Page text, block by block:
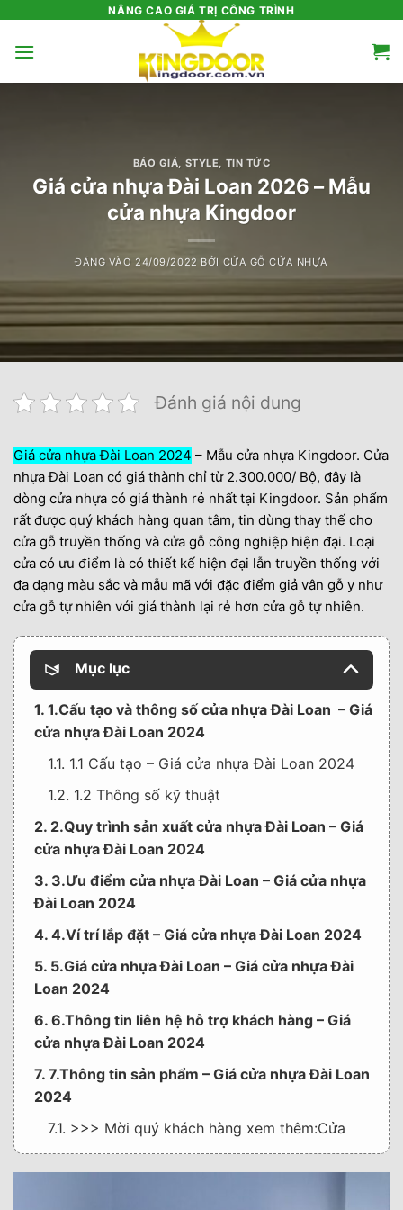
nội
NÂNG CAO GIÁ TRỊ CÔNG TRÌNH
BÁO GIÁ STYLE TIN TỨC
Giá cửa nhựa Đài Loan 2026 – Mẫu
cửa nhựa Kingdoor
ĐĂNG VÀO 24/09/2022 BỞI CỬA GỖ CỬA NHỰA
Đánh giá nội dung
Giá cửa nhựa Đài Loan 2024 – Mẫu cửa nhựa Kingdoor. Cửa
nhựa Đài Loan có giá thành chỉ từ 2.300.000/ Bộ, đây là
dòng cửa nhựa có giá thành rẻ nhất tại Kingdoor. Sản phẩm
rất được quý khách hàng quan tâm, tin dùng thay thế cho
cửa gỗ truyền thống và cửa gỗ công nghiệp hiện đại. Loại
cửa có ưu điểm là có thiết kế hiện đại lẫn truyền thống với
đa dạng màu sắc và mẫu mã với đặc điểm giả vân gỗ y như
cửa gỗ tự nhiên với giá thành lại rẻ hơn cửa gỗ tự nhiên.
Mục lục
1. 1.Cấu tạo và thông số cửa nhựa Đài Loan – Giá
cửa nhựa Đài Loan 2024
1.1. 1.1 Cấu tạo – Giá cửa nhựa Đài Loan 2024
1.2. 1.2 Thông số kỹ thuật
2. 2.Quy trình sản xuất cửa nhựa Đài Loan – Giá
cửa nhựa Đài Loan 2024
3. 3.Ưu điểm cửa nhựa Đài Loan – Giá cửa nhựa
Đài Loan 2024
4. 4.Ví trí lắp đặt – Giá cửa nhựa Đài Loan 2024
5. 5.Giá cửa nhựa Đài Loan – Giá cửa nhựa Đài
Loan 2024
6. 6.Thông tin liên hệ hỗ trợ khách hàng – Giá
cửa nhựa Đài Loan 2024
7. 7.Thông tin sản phẩm – Giá cửa nhựa Đài Loan
2024
7.1. >>> Mời quý khách hàng xem thêm:Cửa
nhựa giả vân gỗ Composite tại Biên Hòa Đồng
Nai